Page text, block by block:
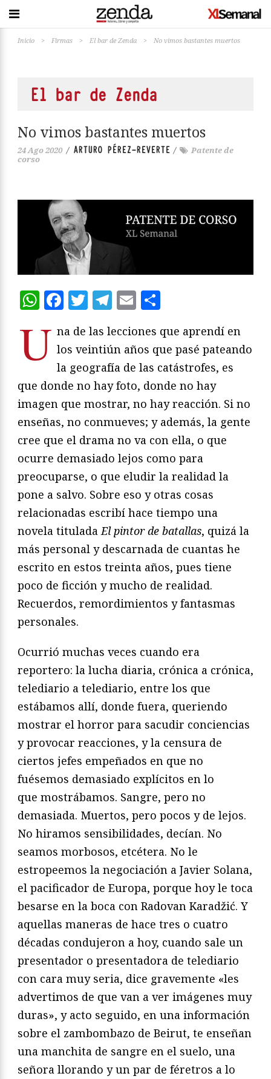
Inicio > Firmas > El bar de Zenda > No vimos bastantes muertos
El bar de Zenda
No vimos bastantes muertos
24 Ago 2020 / ARTURO PÉREZ-REVERTE /
Patente de
corso
WhatsApp
Facebook
Twitter
Telegram
Email
U na de las lecciones que aprendí en
los veintiún años que pasé pateando
la geografía de las catástrofes, es
que donde no hay foto, donde no hay
imagen que mostrar, no hay reacción. Si no
enseñas, no conmueves; y además, la gente
cree que el drama no va con ella, o que
ocurre demasiado lejos como para
preocuparse, o que eludir la realidad la
pone a salvo. Sobre eso y otras cosas
relacionadas escribí hace tiempo una
novela tituladaEl pintor de batallas, quizá la
más personal y descarnada de cuantas he
escrito en estos treinta años, pues tiene
poco de ficción y mucho de realidad.
Recuerdos, remordimientos y fantasmas
personales.
Ocurrió muchas veces cuando era
reportero: la lucha diaria, crónica a crónica,
telediario a telediario, entre los que
estábamos allí, donde fuera, queriendo
mostrar el horror para sacudir conciencias
y provocar reacciones, y la censura de
ciertos jefes empeñados en que no
fuésemos demasiado explícitos en lo
que mostrábamos. Sangre, pero no
demasiada. Muertos, pero pocos y de lejos.
No hiramos sensibilidades, decían. No
seamos morbosos, etcétera. No le
estropeemos la negociación a Javier Solana,
el pacificador de Europa, porque hoy le toca
besarse en la boca con Radovan Karadžić. Y
aquellas maneras de hace tres o cuatro
décadas condujeron a hoy, cuando sale un
presentador o presentadora de telediario
con cara muy seria, dice gravemente «les
advertimos de que van a ver imágenes muy
duras», y acto seguido, en una información
sobre el zambombazo de Beirut, te enseñan
una manchita de sangre en el suelo, una
señora llorando y un par de féretros a lo